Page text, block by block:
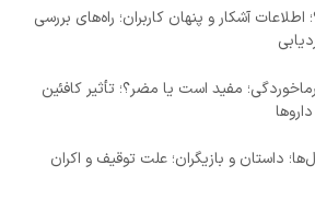
آشکار و پنهان کاربران؛ راه‌های بررسی
مفید است یا مضر؟؛ تأثیر کافئین
داستان و بازیگران؛ علت توقیف و اکران